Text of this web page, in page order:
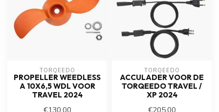
TORQEEDO
PROPELLER WEEDLESS
A 10X6,5 WDL VOOR
TRAVEL 2024
€130,00
TORQEEDO
ACCULADER VOOR DE
TORQEEDO TRAVEL /
XP 2024
€205,00